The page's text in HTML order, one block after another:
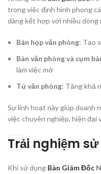
trong việc định hình phong
dàng kết hợp với nhiều
Bàn họp văn phòng: Tạo
Bàn văn phòng và cụm
làm việc mở
Tủ văn phòng: Tăng khả
Sự linh hoạt này giúp doanh
việc chuyên nghiệp, hiện đại
Trải nghiệm
Khi sử dụng Bàn Giám Đốc